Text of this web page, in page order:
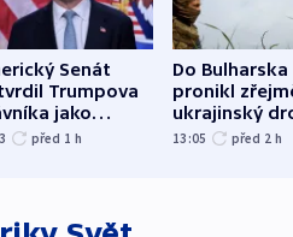
Senát
Trumpova
jako
před 1 h
Do Bulharska
pronikl
ukrajinský
explodoval
13:05 před 2 h